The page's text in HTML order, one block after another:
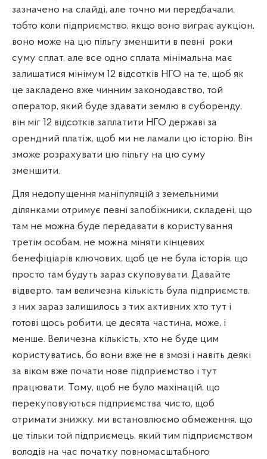
зазначено на слайді, але точно ми передбачали,
тобто коли підприємство, якщо воно виграє аукціон,
воно може на цю пільгу зменшити в певні роки
суму сплат, але все одно сплата мінімальна має
залишатися мінімум 12 відсотків НГО на те, щоб як
це закладено вже чинним законодавство, той
оператор, який буде здавати землю в суборенду,
він міг 12 відсотків заплатити НГО державі за
орендний платіж, щоб ми не ламали цю історію. Він
зможе розрахувати цю пільгу на цю суму
зменшити.
Для недопущення маніпуляцій з земельними
ділянками отримує певні запобіжники, складені, що
там не можна буде передавати в користування
третім особам, не можна міняти кінцевих
бенефіціарів ключових, щоб це не була історія, що
просто там будуть зараз скуповувати. Давайте
відверто, там величезна кількість була підприємств,
з них зараз залишилось з тих активних хто тут і
готові щось робити, це десята частина, може, і
менше. Величезна кількість, хто не буде цим
користуватись, бо вони вже не в змозі і навіть деякі
за віком вже почати нове підприємство і тут
працювати. Тому, щоб не було махінацій, що
перекуповуються підприємства чисто, щоб
отримати знижку, ми встановлюємо обмеження, що
це тільки той підприємець, який тим підприємством
володів на час початку повномасштабного